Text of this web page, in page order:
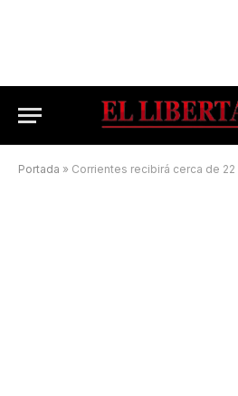
Portada » Corrientes recibirá cerca de 22 mil dosis de